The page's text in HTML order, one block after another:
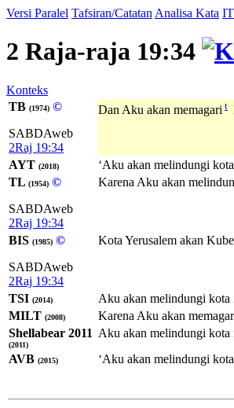
Versi Paralel Tafsiran/Catatan Analisa Kata
2 Raja-raja 19:34
Konteks
TB (1974) ©
SABDAweb
2Raj 19:34
Dan Aku akan memagari t
AYT (2018)
‘Aku akan melindungi
TL (1954) ©
SABDAweb
2Raj 19:34
Karena Aku akan
BIS (1985) ©
SABDAweb
2Raj 19:34
Kota Yerusalem akan
TSI (2014)
Aku akan melindungi
MILT (2008)
Karena Aku akan
Shellabear 2011
(2011)
Aku akan melindungi
AVB (2015) ‘Aku akan melindungi